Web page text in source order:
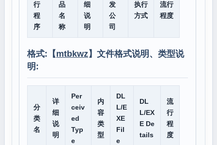
行
程
序
品
名
称
细
说
明
发
公
司
执行
方式
流行
程度
格式:【mtbkwz】文件格式说明、类型说
明:
分
类
名
详
细
说
明
Per
ceiv
ed
Typ
e
内
容
类
型
DL
L/E
XE
Fil
e
DL
L/EX
E De
tails
流
行
程
度